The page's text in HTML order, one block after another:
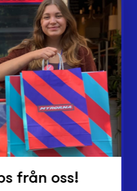
från oss!